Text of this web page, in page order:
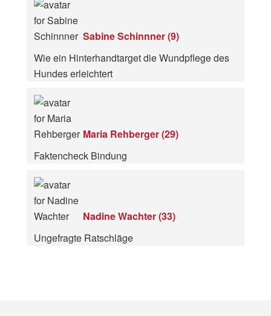
Sabine Schinnner(9)
Wie ein Hinterhandtarget die Wundpflege des
Hundes erleichtert
Maria Rehberger(29)
Faktencheck Bindung
Nadine Wachter(33)
Ungefragte Ratschläge